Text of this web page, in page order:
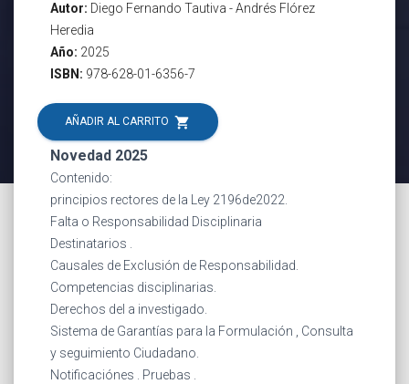
Autor: Diego Fernando Tautiva - Andrés Flórez
Heredia
Año: 2025
ISBN: 978-628-01-6356-7
AÑADIR AL CARRITO shopping_cart
Novedad 2025
Contenido:
principios rectores de la Ley 2196de2022.
Falta o Responsabilidad Disciplinaria
Destinatarios .
Causales de Exclusión de Responsabilidad.
Competencias disciplinarias.
Derechos del a investigado.
Sistema de Garantías para la Formulación , Consulta
y seguimiento Ciudadano.
Notificaciónes . Pruebas .